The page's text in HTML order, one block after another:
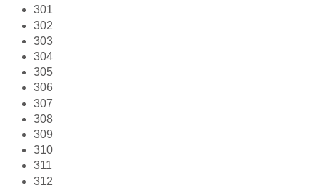
301
302
303
304
305
306
307
308
309
310
311
312